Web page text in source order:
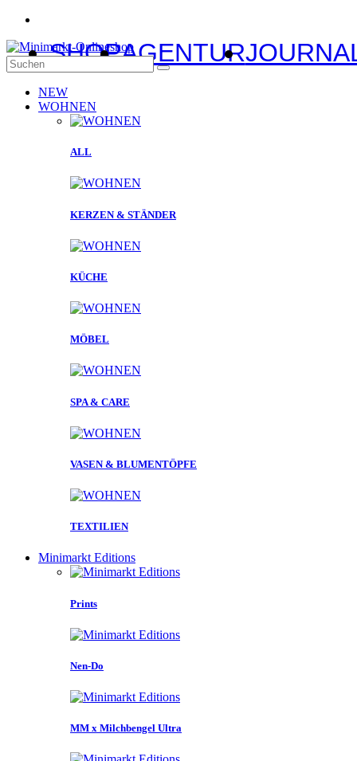
SHOPAGENTUR
NEW
WOHNEN
ALL
KERZEN & STÄNDER
KÜCHE
MÖBEL
SPA & CARE
VASEN & BLUMENTÖPFE
TEXTILIEN
Minimarkt Editions
Prints
Nen-Do
MM x Milchbengel Ultra